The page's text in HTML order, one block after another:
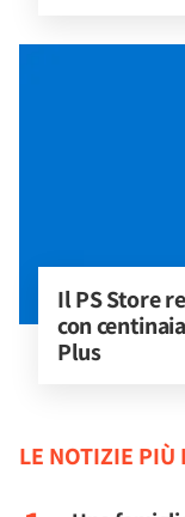
Il PS Store
con
Plus
LE NOTIZIE PIÙ